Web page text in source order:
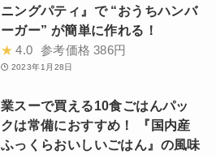
ニングパティ』で “おうちハンバ
ーガー” が簡単に作れる！
★ 4.0 参考価格 386円
2023年1月28日
業スーで買える10食ごはんパッ
クは常備におすすめ！ 『国内産
ふっくらおいしいごはん』の風味